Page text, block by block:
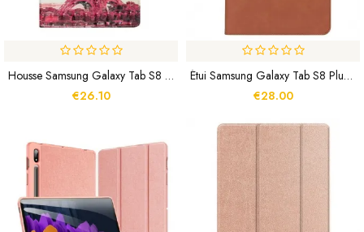
Housse Samsung Galaxy Tab S8 Plus / S7 Plus Tour Eiffel Florale
€26.10
Étui Samsung Galaxy Tab S8 Plus / S7 Plus Style Cuir Avec Sangle
€28.00